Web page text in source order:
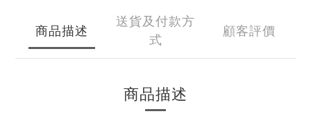
商品描述
送貨及付款方
式
顧客評價
商品描述